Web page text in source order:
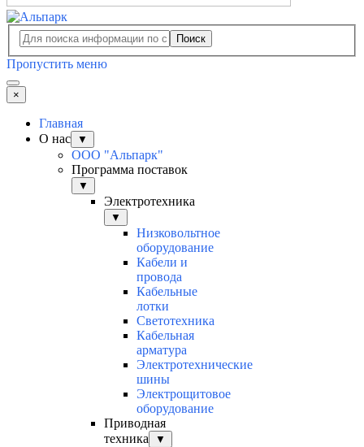
Поиск
Пропустить меню
×
Главная
О нас
▼
ООО "Альпарк"
Программа поставок
▼
Электротехника
▼
Низковольтное
оборудование
Кабели и
провода
Кабельные
лотки
Светотехника
Кабельная
арматура
Электротехнические
шины
Электрощитовое
оборудование
Приводная
техника
▼